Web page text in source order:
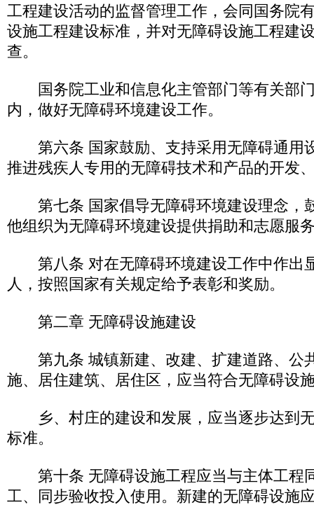
工程建设活动的监督管理工作，会同国务院
设施工程建设标准，并对无障碍设施工程建
查。
国务院工业和信息化主管部门等有关部
内，做好无障碍环境建设工作。
第六条 国家鼓励、支持采用无障碍通用
推进残疾人专用的无障碍技术和产品的开发
第七条 国家倡导无障碍环境建设理念，
他组织为无障碍环境建设提供捐助和志愿服
第八条 对在无障碍环境建设工作中作出
人，按照国家有关规定给予表彰和奖励。
第二章 无障碍设施建设
第九条 城镇新建、改建、扩建道路、公
施、居住建筑、居住区，应当符合无障碍设
乡、村庄的建设和发展，应当逐步达到
标准。
第十条 无障碍设施工程应当与主体工程
工、同步验收投入使用。新建的无障碍设施